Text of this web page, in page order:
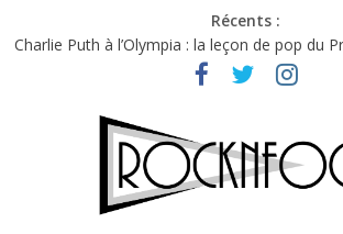
Récents :
Charlie Puth à l’Olympia : la leçon de pop du
Festival Triptyque : un nouveau festival de
Hellfest 2026 vendredi : température et
Hellfest 2026 jeudi : impossible de choisir
Première édition du Midgard Festival : entre